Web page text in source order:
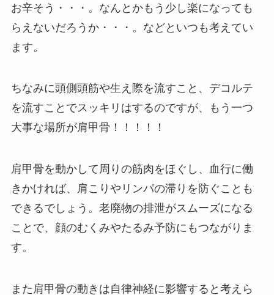
お辛そう・・・。なんとかもう少し楽になっても
らえないだろうか・・・。などといつも考えてい
ます。
ちなみに頭側頭筋や生え際を流すこと、デコルテ
を流すことでスッキリはするのですが、もう一つ
大事な場所が肩甲骨！！！！！
肩甲骨を動かして周りの筋肉をほぐし、血行に働
きかければ、肩こりやリンパの滞りを防ぐことも
できるでしょう。老廃物の排泄がスムーズになる
ことで、顔のむくみやたるみ予防にもつながりま
す。
また肩甲骨の動きは自律神経に影響すると考えら